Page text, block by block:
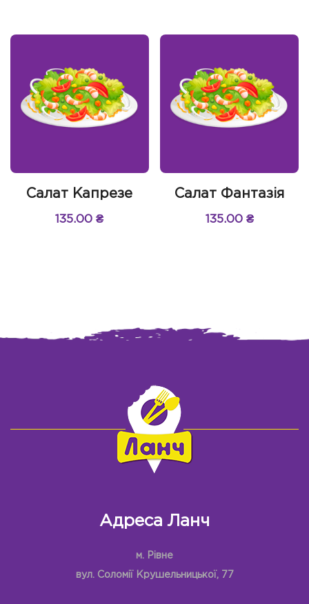
Салат Капрезе
135.00₴
Салат Фантазія
135.00 ₴
Адреса Ланч
м. Рівне
вул. Соломії Крушельницької, 77